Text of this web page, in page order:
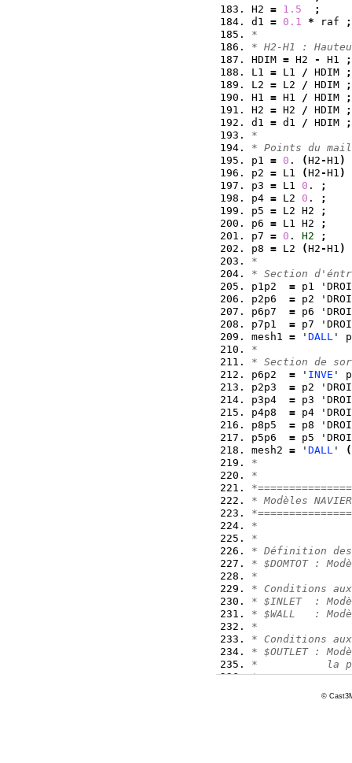
H2 = 1.5
;
d1 = 0.1 * raf
;
*
* H2-H1 :
HDIM = H2 - H1
;
L1 = L1 / HDIM
;
L2 = L2 / HDIM
;
H1 = H1 / HDIM
;
H2 = H2 / HDIM
;
d1 = d1 / HDIM
;
*
* Points du
p1 = 0 . (H2-H1 )
p2 = L1 (H2-H1 )
p3 = L1 0 .
;
p4 = L2 0 .
;
p5 = L2 H2
;
p6 = L1 H2
;
p7 = 0 . H2
;
p8 = L2 (H2-H1 )
*
* Section
p1p2 = p1
p2p6 = p2
p6p7 = p6
p7p1 = p7
mesh1 = ' DALL '
*
* Section de
p6p2 = ' INVE '
p2p3 = p2
p3p4 = p3
p4p8 = p4
p8p5 = p8
p5p6 = p5
mesh2 = ' DALL '
(
*
*
* Modèles
*
*
* Définition des
* $DOMTOT :
*
* Conditions
* $INLET  :
* $WALL   :
*
* Conditions
* $OUTLET :
*           la
*
* $BOTTOM :
©